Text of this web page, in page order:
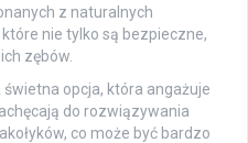
z naturalnych
nie tylko są bezpieczne,
zębów.
opcja, która angażuje
do rozwiązywania
co może być bardzo